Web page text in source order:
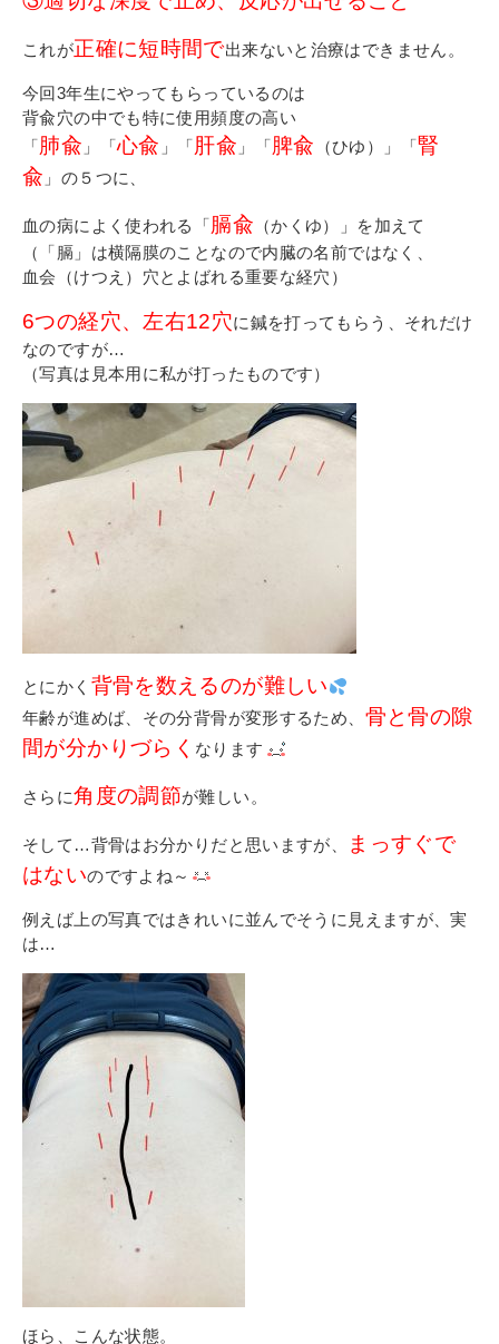
これが正確に短時間で出来ないと治療はできません。
今回3年生にやってもらっているのは
背兪穴の中でも特に使用頻度の高い
「肺兪 」「心兪 」「肝兪 」「脾兪 （ひゆ）」「腎
兪 」の５つに、
血の病によく使われる「膈兪 （かくゆ）」を加えて
（「膈」は横隔膜のことなので内臓の名前ではなく、
血会（けつえ）穴とよばれる重要な経穴）
6つの経穴、左右12穴に鍼を打ってもらう、それだけ
なのですが…
（写真は見本用に私が打ったものです）
とにかく 背骨を数えるのが難しい
年齢が進めば、その分背骨が変形するため、 骨と骨の隙
間が分かりづらく なります
さらに角度の調節が難しい。
そして…背骨はお分かりだと思いますが、
まっすぐで
はないのですよね～
例えば上の写真ではきれいに並んでそうに見えますが、実
は…
ほら、こんな状態。